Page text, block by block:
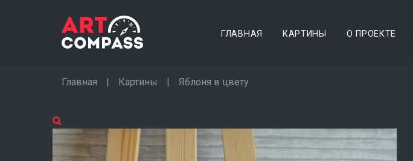
ГЛАВНАЯ КАРТИНЫ О ПРОЕКТЕ
Главная Картины Яблоня в цвету